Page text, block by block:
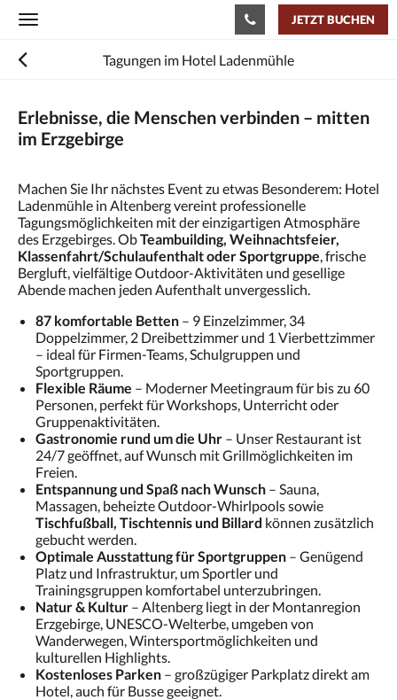
Toggle
JETZT BUCHEN
Tagungen im Hotel Ladenmühle
Erlebnisse, die Menschen verbinden – mitten
im Erzgebirge
Machen Sie Ihr nächstes Event zu etwas Besonderem: Hotel
Ladenmühle in Altenberg vereint professionelle
Tagungsmöglichkeiten mit der einzigartigen Atmosphäre
des Erzgebirges. ObTeambuilding, Weihnachtsfeier,
Klassenfahrt/Schulaufenthalt oder Sportgruppe, frische
Bergluft, vielfältige Outdoor-Aktivitäten und gesellige
Abende machen jeden Aufenthalt unvergesslich.
87 komfortable Betten – 9 Einzelzimmer, 34
Doppelzimmer, 2 Dreibettzimmer und 1 Vierbettzimmer
– ideal für Firmen-Teams, Schulgruppen und
Sportgruppen.
Flexible Räume – Moderner Meetingraum für bis zu 60
Personen, perfekt für Workshops, Unterricht oder
Gruppenaktivitäten.
Gastronomie rund um die Uhr – Unser Restaurant ist
24/7 geöffnet, auf Wunsch mit Grillmöglichkeiten im
Freien.
Entspannung und Spaß nach Wunsch – Sauna,
Massagen, beheizte Outdoor-Whirlpools sowie
Tischfußball, Tischtennis und Billard können zusätzlich
gebucht werden.
Optimale Ausstattung für Sportgruppen – Genügend
Platz und Infrastruktur, um Sportler und
Trainingsgruppen komfortabel unterzubringen.
Natur & Kultur – Altenberg liegt in der Montanregion
Erzgebirge, UNESCO-Welterbe, umgeben von
Wanderwegen, Wintersportmöglichkeiten und
kulturellen Highlights.
Kostenloses Parken – großzügiger Parkplatz direkt am
Hotel, auch für Busse geeignet.